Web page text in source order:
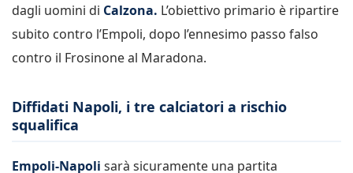
dagli uomini di Calzona. L’obiettivo primario è ripartire
subito contro l’Empoli, dopo l’ennesimo passo falso
contro il Frosinone al Maradona.
Diffidati Napoli, i tre calciatori a rischio
squalifica
Empoli-Napoli sarà sicuramente una partita